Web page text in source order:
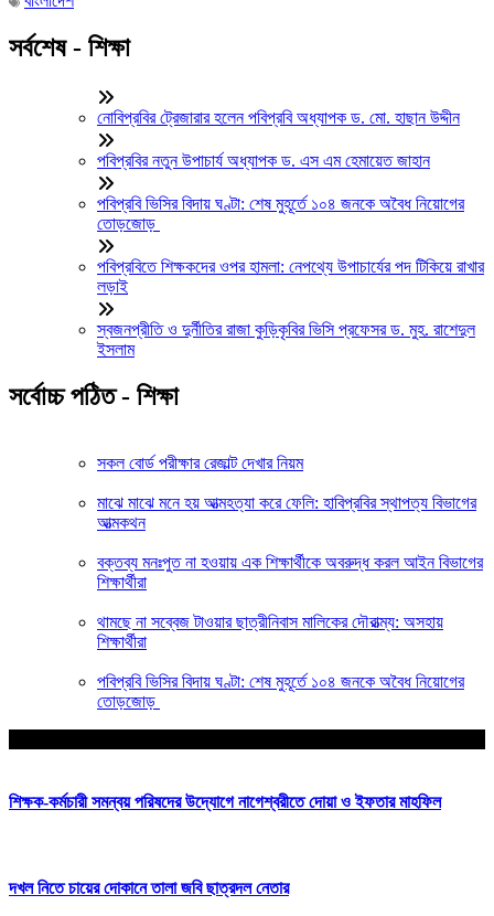
সর্বশেষ - শিক্ষা
নোবিপ্রবির ট্রেজারার হলেন পবিপ্রবি অধ্যাপক ড. মো. হাছান উদ্দীন
পবিপ্রবির নতুন উপাচার্য অধ্যাপক ড. এস এম হেমায়েত জাহান
পবিপ্রবি ভিসির বিদায় ঘণ্টা: শেষ মুহূর্তে ১০৪ জনকে অবৈধ নিয়োগের
তোড়জোড়
পবিপ্রবিতে শিক্ষকদের ওপর হামলা: নেপথ্যে উপাচার্যের পদ টিকিয়ে রাখার
লড়াই
স্বজনপ্রীতি ও দুর্নীতির রাজা কুড়িকৃবির ভিসি প্রফেসর ড. মুহ. রাশেদুল
ইসলাম
সর্বোচ্চ পঠিত - শিক্ষা
সকল বোর্ড পরীক্ষার রেজাল্ট দেখার নিয়ম
মাঝে মাঝে মনে হয় আত্মহত্যা করে ফেলি: হাবিপ্রবির স্থাপত্য বিভাগের
আত্মকথন
বক্তব্য মনঃপুত না হওয়ায় এক শিক্ষার্থীকে অবরুদ্ধ করল আইন বিভাগের
শিক্ষার্থীরা
থামছে না সব্বেজ টাওয়ার ছাত্রীনিবাস মালিকের দৌরাত্ম্য: অসহায়
শিক্ষার্থীরা
পবিপ্রবি ভিসির বিদায় ঘণ্টা: শেষ মুহূর্তে ১০৪ জনকে অবৈধ নিয়োগের
তোড়জোড়
শিক্ষক-কর্মচারী সমন্বয় পরিষদের উদ্যোগে নাগেশ্বরীতে দোয়া ও ইফতার মাহফিল
দখল নিতে চায়ের দোকানে তালা জবি ছাত্রদল নেতার